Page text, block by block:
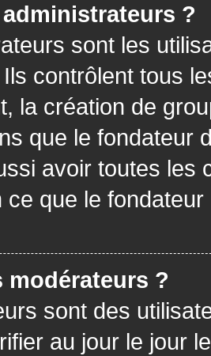
?
sont les
contrôlent tous
la création de
que le fondateur
avoir toutes les
ce que le
modérateurs ?
sont des
au jour le jour